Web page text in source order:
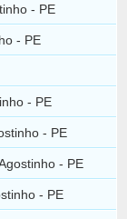
- PE
- PE
- PE
- PE
- PE
- PE